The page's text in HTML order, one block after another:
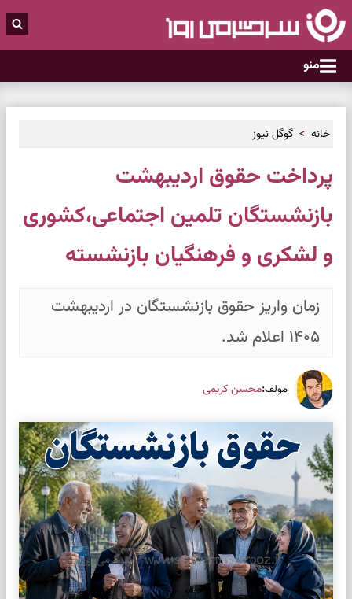
منو
خانه گوگل نیوز
پرداخت حقوق اردیبهشت
بازنشستگان تلمین اجتماعی،کشوری
و لشکری و فرهنگیان بازنشسته
زمان واریز حقوق بازنشستگان در اردیبهشت
۱۴۰۵ اعلام شد.
مولف:محسن کریمی